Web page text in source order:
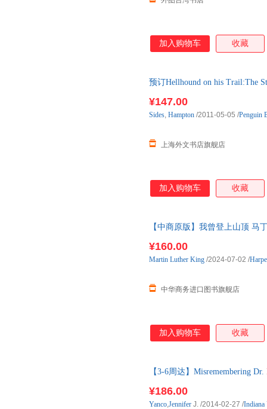
加入购物车 收藏
预订Hellhound on his Trail:The
¥147.00
上海外文书店旗舰店
Sides, Hampton /2011-05-05 /Penguin
加入购物车 收藏
【中商原版】我曾登上山顶 马
¥160.00
中华商务进口图书旗舰店
Martin Luther King /2024-07-02 /
加入购物车 收藏
【3-6周达】Misremembering Dr.
¥186.00
Yanco,Jennifer J. /2014-02-27 /Indiana